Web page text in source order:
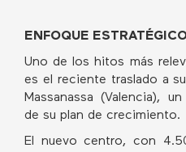
ENFOQUE
Uno de los hitos más
es el reciente traslado a
Massanassa (Valencia),
de su plan de crecimiento.
El nuevo centro, con